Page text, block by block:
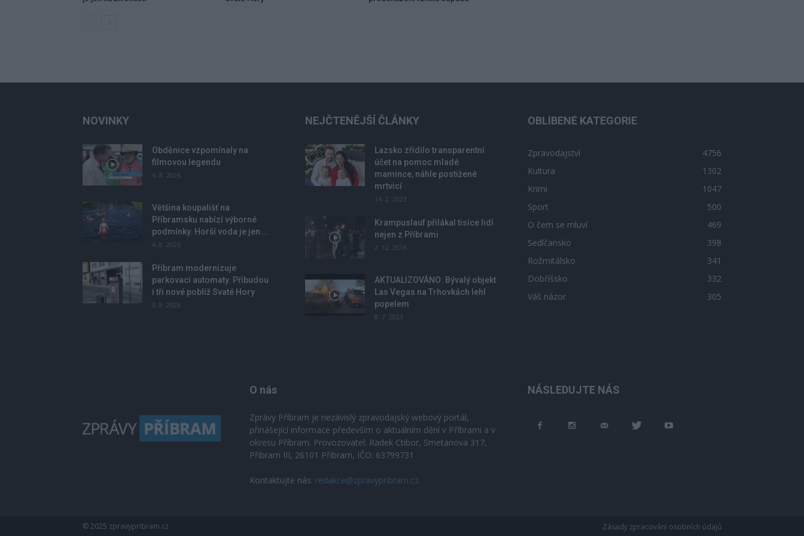
NOVINKY
Obděnice vzpomínaly na
filmovou legendu
6. 8. 2026
Většina koupališť na
Příbramsku nabízí výborné
podmínky. Horší voda je jen...
4. 8. 2026
Příbram modernizuje
parkovací automaty. Přibudou
i tři nové poblíž Svaté Hory
3. 8. 2026
NEJČTENĚJŠÍ ČLÁNKY
Lazsko zřídilo transparentní
účet na pomoc mladé
mamince, náhle postižené
mrtvicí
14. 2. 2023
Krampuslauf přilákal tisíce lidí
nejen z Příbrami
2. 12. 2016
AKTUALIZOVÁNO: Bývalý objekt
Las Vegas na Trhovkách lehl
popelem
8. 7. 2023
OBLÍBENÉ KATEGORIE
Zpravodajství
4756
Kultura
1302
Krimi
1047
Sport
500
O čem se mluví
469
Sedlčansko
398
Rožmitálsko
341
Dobříšsko
332
Váš názor
305
O nás
Zprávy Příbram je nezávislý zpravodajský webový portál,
přinášející informace především o aktuálním dění v Příbrami a v
okresu Příbram. Provozovatel: Radek Ctibor, Smetanova 317,
Příbram III, 26101 Příbram, IČO: 63799731
Kontaktujte nás: redakce@zpravypribram.cz
NÁSLEDUJTE NÁS
Zásady zpracování osobních údajů
© 2025 zpravypribram.cz